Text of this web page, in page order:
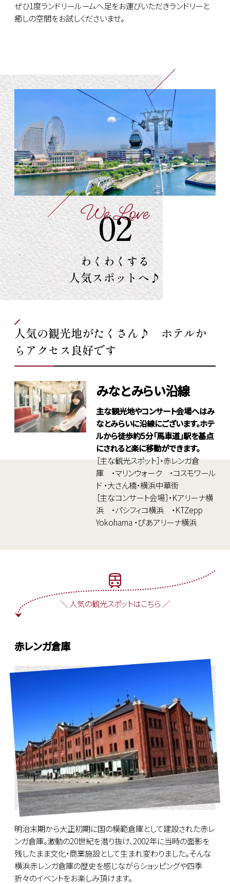
ぜひ1度ランドリールームへ足をお運びいただきランドリーと
癒しの空間をお試しくださいませ。
02
We Love
わくわくする
人気スポットへ♪
人気の観光地がたくさん♪ ホテルか
らアクセス良好です
みなとみらい沿線
主な観光地やコンサート会場へはみ
なとみらいに沿線にございます。ホテ
ルから徒歩約5分「馬車道」駅を基点
にされると楽に移動ができます。
［主な観光スポット］・赤レンガ倉
庫 ・マリンウォーク ・コスモワール
ド ・大さん橋・横浜中華街
［主なコンサート会場］・Kアリーナ横
浜 ・パシフィコ横浜 ・KTZepp
Yokohama ・ぴあアリーナ横浜
＼ 人気の観光スポットはこちら ／
赤レンガ倉庫
明治末期から大正初期に国の模範倉庫として建設された赤レ
ンガ倉庫。激動の20世紀を潜り抜け、2002年に当時の面影を
残したまま文化・商業施設として生まれ変わりました。そんな
横浜赤レンガ倉庫の歴史を感じながらショッピングや四季
折々のイベントをお楽しみ頂けます。